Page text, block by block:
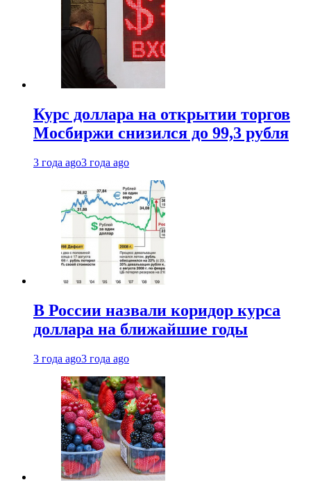
Курс доллара на открытии торгов
Мосбиржи снизился до 99,3 рубля
3 года ago3 года ago
В России назвали коридор курса
доллара на ближайшие годы
3 года ago3 года ago